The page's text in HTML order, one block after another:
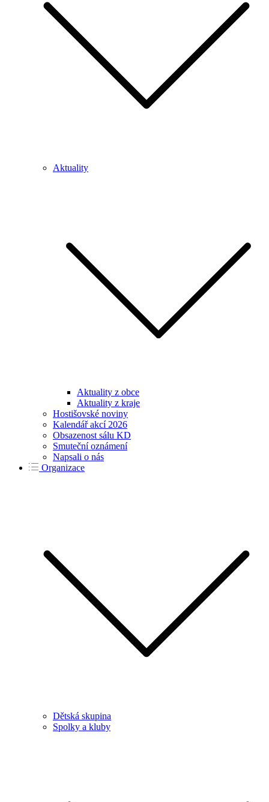
Aktuality
Aktuality z obce
Aktuality z kraje
Hostišovské noviny
Kalendář akcí 2026
Obsazenost sálu KD
Smuteční oznámení
Napsali o nás
Organizace
Dětská skupina
Spolky a kluby